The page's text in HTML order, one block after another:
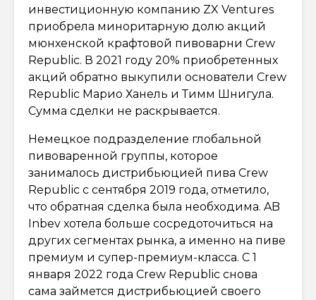
инвестиционную компанию ZX Ventures
приобрела миноритарную долю акций
мюнхенской крафтовой пивоварни Crew
Republic. В 2021 году 20% приобретенных
акций обратно выкупили основатели Crew
Republic Марио Ханель и Тимм Шнигула.
Сумма сделки не раскрывается.
Немецкое подразделение глобальной
пивоваренной группы, которое
занималось дистрибьюцией пива Crew
Republic с сентября 2019 года, отметило,
что обратная сделка была необходима. AB
Inbev хотела больше сосредоточиться на
других сегментах рынка, а именно на пиве
премиум и супер-премиум-класса. С 1
января 2022 года Crew Republic снова
сама займется дистрибьюцией своего